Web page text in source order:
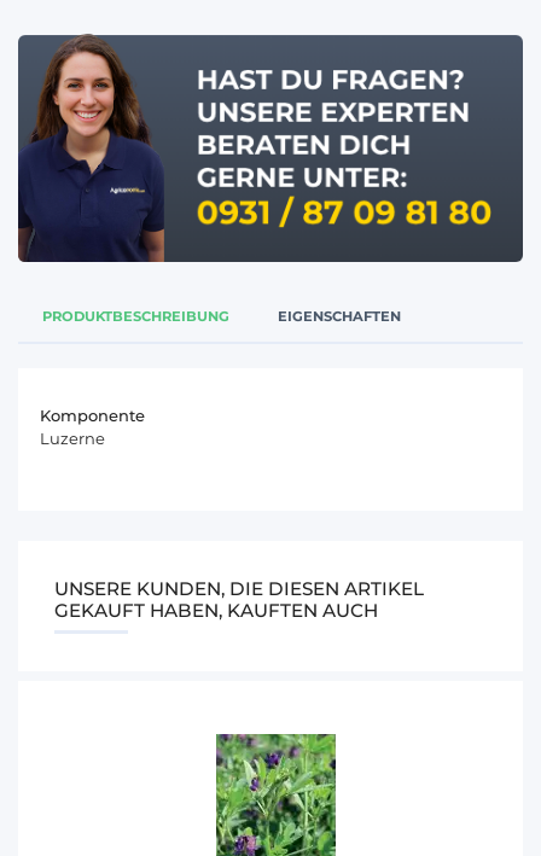
PRODUKTBESCHREIBUNG EIGENSCHAFTEN
Komponente
Luzerne
UNSERE KUNDEN, DIE DIESEN ARTIKEL
GEKAUFT HABEN, KAUFTEN AUCH